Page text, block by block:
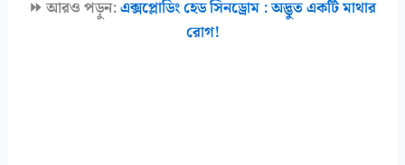
⏩ আরও পড়ুন:এক্সপ্লোডিং হেড সিনড্রোম : অদ্ভুত একটি মাথার
রোগ!